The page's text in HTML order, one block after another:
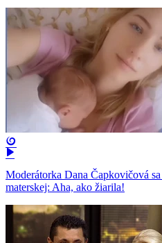
Moderátorka Dana Čapkovičová
materskej: Aha, ako žiarila!